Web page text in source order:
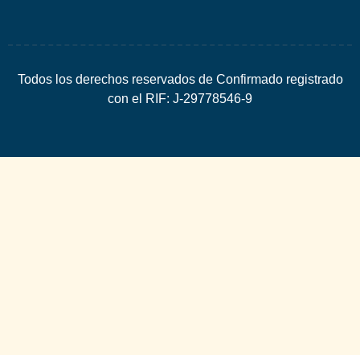
Todos los derechos reservados de Confirmado registrado
con el RIF: J-29778546-9